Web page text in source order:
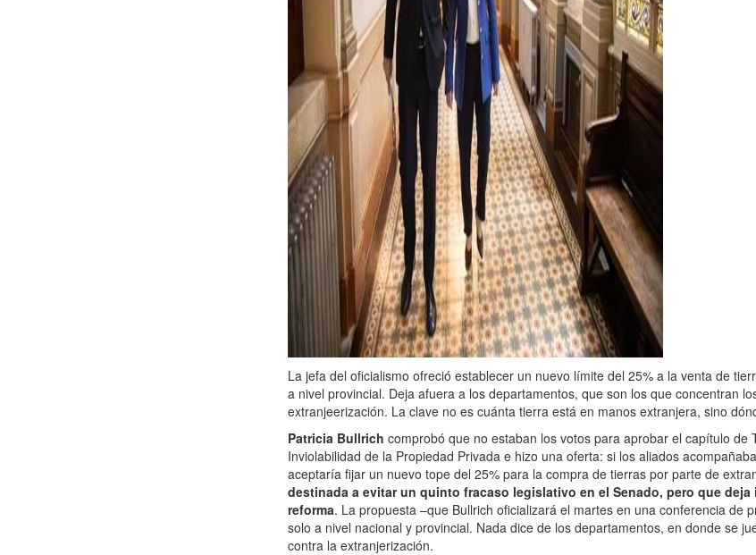
La jefa del oficialismo ofreció establecer un nuevo límite del 25% a la venta de
a nivel provincial. Deja afuera a los departamentos, que son los que concentran
extranjeerización. La clave no es cuánta tierra está en manos extranjera, sino
Patricia Bullrich comprobó que no estaban los votos para aprobar el capítulo de
Inviolabilidad de la Propiedad Privada e hizo una oferta: si los aliados
aceptaría fijar un nuevo tope del 25% para la compra de tierras por parte de
destinada a evitar un quinto fracaso legislativo en el Senado, pero que
reforma. La propuesta –que Bullrich oficializará el martes en una conferencia de
solo a nivel nacional y provincial. Nada dice de los departamentos, en donde se
contra la extranjerización.